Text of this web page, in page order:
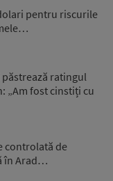
pentru riscurile
păstrează ratingul
„Am fost cinstiți cu
controlată de
în Arad…